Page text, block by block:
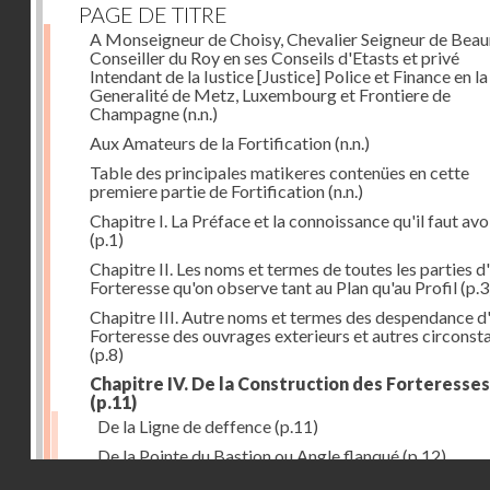
PAGE DE TITRE
A Monseigneur de Choisy, Chevalier Seigneur de
Conseiller du Roy en ses Conseils d'Etasts et privé
Intendant de la Iustice [Justice] Police et Finance en la
Generalité de Metz, Luxembourg et Frontiere de
Champagne(n.n.)
Aux Amateurs de la Fortification(n.n.)
Table des principales matikeres contenües en cette
premiere partie de Fortification(n.n.)
Chapitre I. La Préface et la connoissance qu'il faut
(p.1)
Chapitre II. Les noms et termes de toutes les parties
Forteresse qu'on observe tant au Plan qu'au Profil
Chapitre III. Autre noms et termes des despendance
Forteresse des ouvrages exterieurs et autres
(p.8)
Chapitre IV. De la Construction des Forteresses
(p.11)
De la Ligne de deffence(p.11)
De la Pointe du Bastion ou Angle flanqué(p.12)